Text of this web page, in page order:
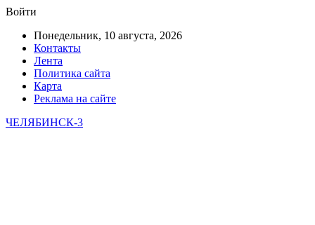
Войти
Понедельник, 10 августа, 2026
Контакты
Лента
Политика сайта
Карта
Реклама на сайте
ЧЕЛЯБИНСК-3